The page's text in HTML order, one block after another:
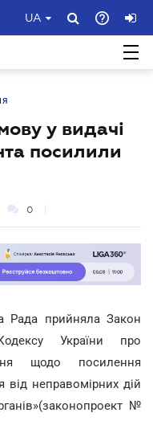
UA
у видачі
посилили
0
Рада прийняла Закон
України про
щодо посилення
від неправомірних дій
№